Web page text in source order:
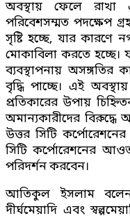
অবস্থায় ফেলে রাখা
পরিবেশসম্মত পদক্ষেপ
সৃষ্টি হচ্ছে, যার কারণে
মোকাবিলা করতে হচ্ছে।
ব্যবস্থাপনায় অসঙ্গতির
বৃদ্ধি পাচ্ছে। এই
প্রতিকারের উপায়
অমান্যকারীদের বিরুদ্ধে
উত্তর সিটি
সিটি কর্পোরেশনের
পরিদর্শন করবেন।
আতিকুল ইসলাম বলেন,
দীর্ঘমেয়াদি এবং